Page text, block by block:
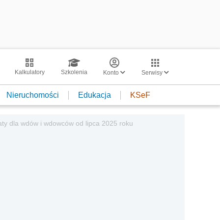
Kalkulatory Szkolenia Konto Serwisy
Nieruchomości Edukacja KSeF
dla wdów i wdowców od lipca 2025 roku